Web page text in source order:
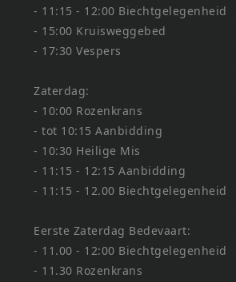
- 11:15 - 12:00 Biechtgelegenheid
- 15:00 Kruisweggebed
- 17:30 Vespers
Zaterdag:
- 10:00 Rozenkrans
- tot 10:15 Aanbidding
- 10:30 Heilige Mis
- 11:15 - 12:15 Aanbidding
- 11:15 - 12.00 Biechtgelegenheid
Eerste Zaterdag Bedevaart:
- 11.00 - 12:00 Biechtgelegenheid
- 11.30 Rozenkrans